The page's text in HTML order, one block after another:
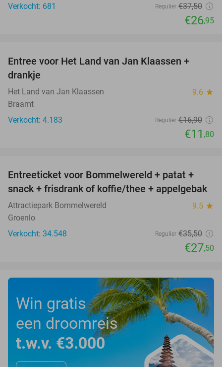
Verkocht: 681
Regulier €37,50
€26,95
Entree voor Het Land van Jan Klaassen +
drankje
Het Land van Jan Klaassen 9.6 star
Braamt
Verkocht: 4.183
Regulier €16,90
€11 ,80
23%
Entreeticket voor Bommelwereld + patat +
snack + frisdrank of koffie/thee + appelgebak
Attractiepark Bommelwereld 9.5 star
Groenlo
Verkocht: 34.548
Regulier €35,50
€27,50
Win gratis
een droomreis
t.w.v. €3.000